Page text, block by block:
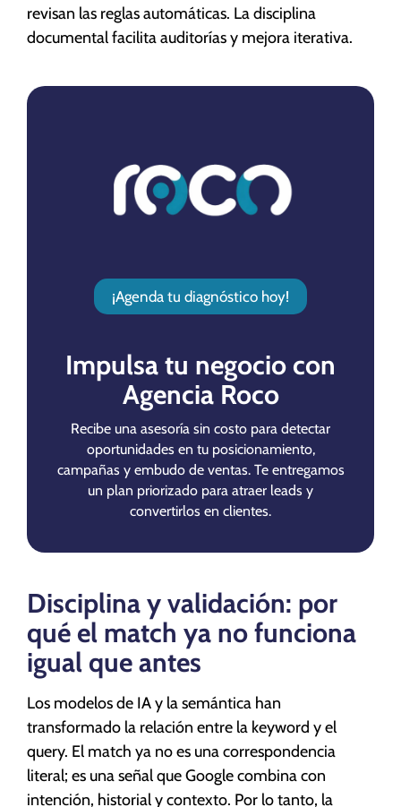
revisan las reglas automáticas. La disciplina
documental facilita auditorías y mejora iterativa.
¡Agenda tu diagnóstico hoy!
Impulsa tu negocio con
Agencia Roco
Recibe una asesoría sin costo para detectar
oportunidades en tu posicionamiento,
campañas y embudo de ventas. Te entregamos
un plan priorizado para atraer leads y
convertirlos en clientes.
Disciplina y validación: por
qué el match ya no funciona
igual que antes
Los modelos de IA y la semántica han
transformado la relación entre la keyword y el
query. El match ya no es una correspondencia
literal; es una señal que Google combina con
intención, historial y contexto. Por lo tanto, la